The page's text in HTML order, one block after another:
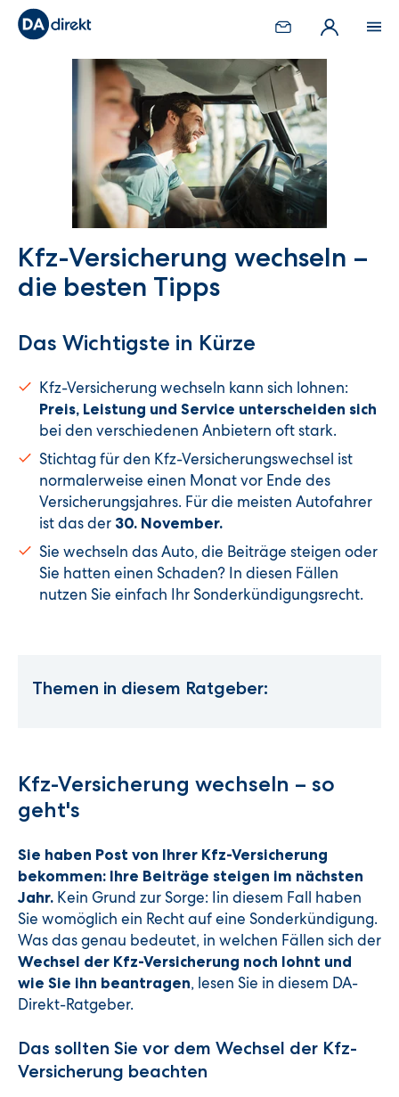
Kfz-Versicherung wechseln –
die besten Tipps
Das Wichtigste in Kürze
Kfz-Versicherung wechseln kann sich lohnen:
Preis, Leistung und Service unterscheiden sich
bei den verschiedenen Anbietern oft stark.
Stichtag für den Kfz-Versicherungswechsel ist
normalerweise einen Monat vor Ende des
Versicherungsjahres. Für die meisten Autofahrer
ist das der 30. November.
Sie wechseln das Auto, die Beiträge steigen oder
Sie hatten einen Schaden? In diesen Fällen
nutzen Sie einfach Ihr Sonderkündigungsrecht.
Themen in diesem Ratgeber:
Kfz-Versicherung wechseln – so
geht's
Sie haben Post von Ihrer Kfz-Versicherung
bekommen: Ihre Beiträge steigen im nächsten
Jahr. Kein Grund zur Sorge: Iin diesem Fall haben
Sie womöglich ein Recht auf eine Sonderkündigung.
Was das genau bedeutet, in welchen Fällen sich der
Wechsel der Kfz-Versicherung noch lohnt und
wie Sie ihn beantragen, lesen Sie in diesem DA-
Direkt-Ratgeber.
Das sollten Sie vor dem Wechsel der Kfz-
Versicherung beachten